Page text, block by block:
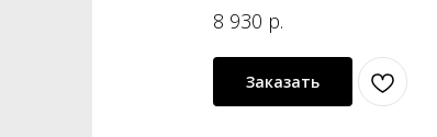
8 930 р.
Заказать